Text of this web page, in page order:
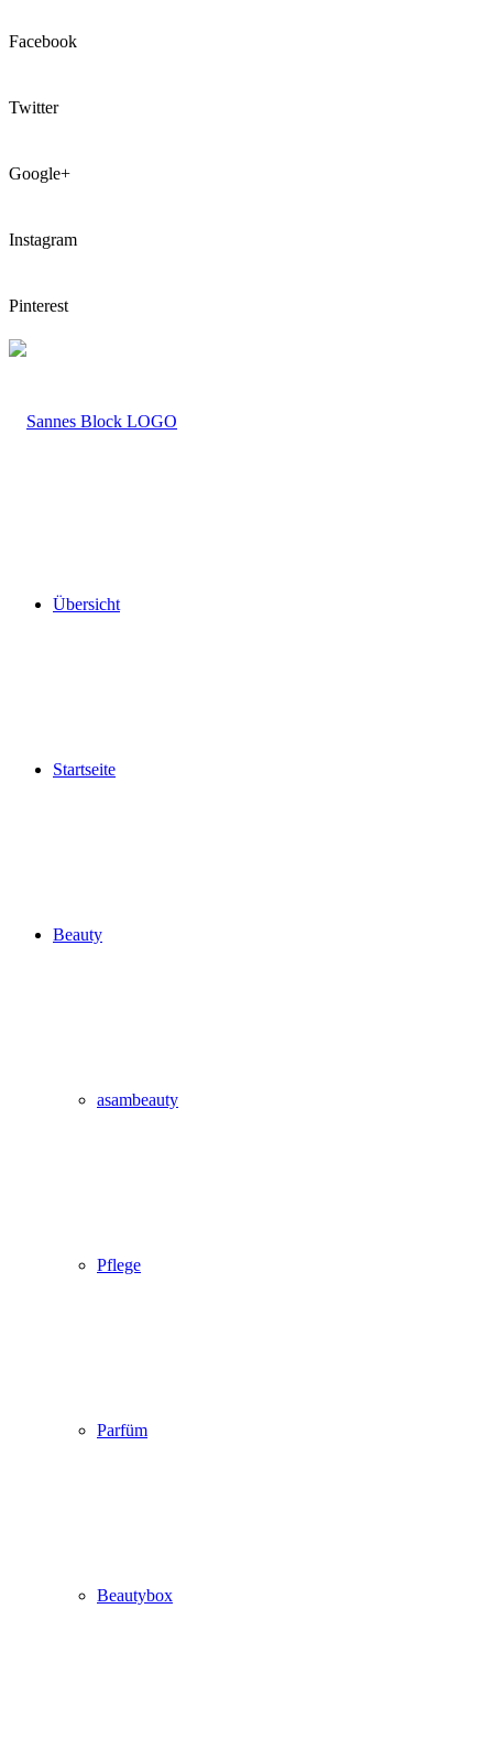
Facebook
Twitter
Google+
Instagram
Pinterest
LOGO
Übersicht
Startseite
Beauty
asambeauty
Pflege
Parfüm
Beautybox